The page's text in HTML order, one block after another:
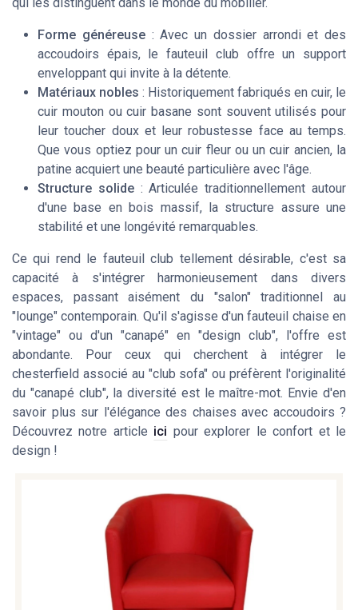
Forme généreuse: Avec un dossier arrondi et des
accoudoirs épais, le fauteuil club offre un support
enveloppant qui invite à la détente.
Matériaux nobles : Historiquement fabriqués en cuir, le
cuir mouton ou cuir basane sont souvent utilisés pour
leur toucher doux et leur robustesse face au temps.
Que vous optiez pour un cuir fleur ou un cuir ancien, la
patine acquiert une beauté particulière avec l'âge.
Structure solide: Articulée traditionnellement autour
d'une base en bois massif, la structure assure une
stabilité et une longévité remarquables.
Ce qui rend le fauteuil club tellement désirable, c'est sa
capacité à s'intégrer harmonieusement dans divers
espaces, passant aisément du "salon" traditionnel au
"lounge" contemporain. Qu'il s'agisse d'un fauteuil chaise en
"vintage" ou d'un "canapé" en "design club", l'offre est
abondante. Pour ceux qui cherchent à intégrer le
chesterfield associé au "club sofa" ou préfèrent l'originalité
du "canapé club", la diversité est le maître-mot. Envie d'en
savoir plus sur l'élégance des chaises avec accoudoirs ?
Découvrez notre article ici pour explorer le confort et le
design !